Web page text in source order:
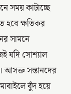
সময় কাটাচ্ছে
হবে ক্ষতিকর
সামনে
যদি সোশ্যাল
আসক্ত সন্তানদের
বুঁদ হয়ে